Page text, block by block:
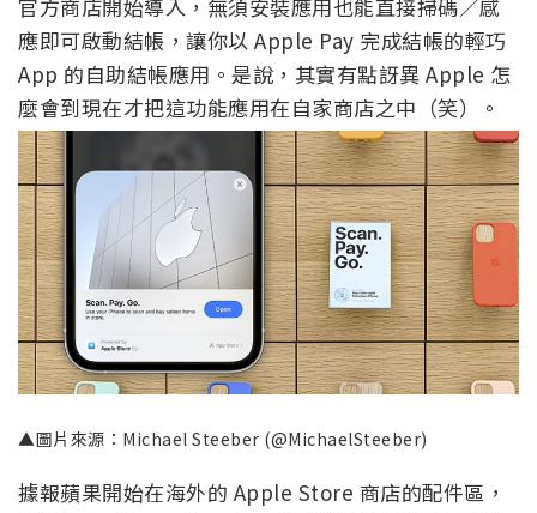
官方商店開始導入，無須安裝應用也能直接掃碼／感
應即可啟動結帳，讓你以 Apple Pay 完成結帳的輕巧
App 的自助結帳應用。是說，其實有點訝異 Apple 怎
麼會到現在才把這功能應用在自家商店之中（笑）。
▲圖片來源：Michael Steeber (@MichaelSteeber)
據報蘋果開始在海外的 Apple Store 商店的配件區，